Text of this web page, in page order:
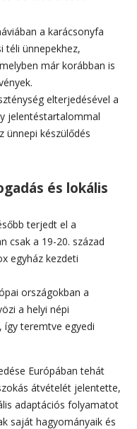
a karácsonyfa
téli ünnepekhez,
már korábban is
elterjedésével a
jelentéstartalommal
készülődés
és lokális
terjedt el a
csak a 19-20. század
egyház kezdeti
országokban a
a helyi népi
teremtve egyedi
Európában tehát
átvételét jelentette,
adaptációs folyamatot
saját hagyományaik és